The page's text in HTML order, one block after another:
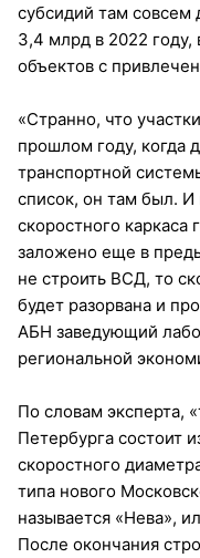
субсидий там совсем
3,4 млрд в 2022 году,
объектов с
«Странно, что
прошлом году, когда
транспортной
список, он там был.
скоростного каркаса
заложено еще в
не строить ВСД, то
будет разорвана и
АБН заведующий
региональной
По словам эксперта,
Петербурга состоит
скоростного
типа нового
называется «Нева»,
После окончания